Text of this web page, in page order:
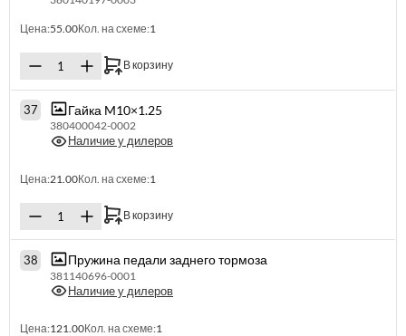
Цена:55.00Кол. на схеме:1
В корзину
37 Гайка M10×1.25
380400042-0002
Наличие у дилеров
Цена:21.00Кол. на схеме:1
В корзину
38 Пружина педали заднего тормоза
381140696-0001
Наличие у дилеров
Цена:121.00Кол. на схеме:1